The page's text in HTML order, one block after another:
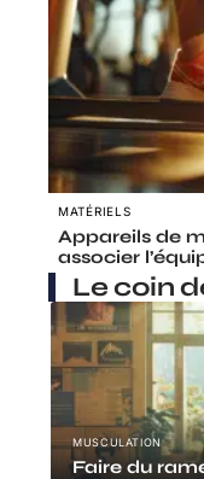
MATÉRIELS
Appareils de
associer
Le coin
MUSCULATION
Faire du